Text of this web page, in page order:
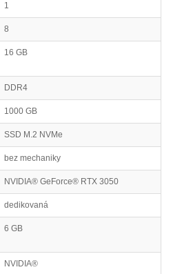
1
8
16 GB
DDR4
1000 GB
SSD M.2 NVMe
bez mechaniky
NVIDIA® GeForce® RTX 3050
dedikovaná
6 GB
NVIDIA®